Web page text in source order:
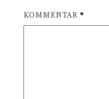
KOMMENTAR *